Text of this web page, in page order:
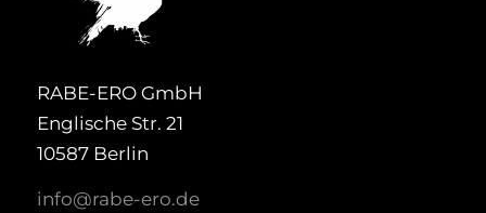
RABE-ERO GmbH
Englische Str. 21
10587 Berlin
info@rabe-ero.de